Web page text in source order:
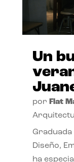
Un
por Flat
Diseño,
ha